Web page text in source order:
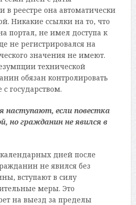
в реестре она автоматически
Никакие ссылки на то, что
портал, не имел доступа к
не регистрировался на
значения не имеют.
технической
обязан контролировать
государством.
наступают, если повестка
но гражданин не явился в
дней после
не явился без
вступают в силу
меры. Это
на выезд за пределы